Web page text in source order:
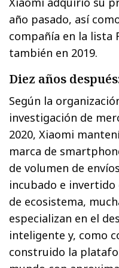
año pasado, así
compañía en la lista
también en 2019.
Diez años
Según la
investigación de
2020, Xiaomi
marca de
de volumen de
incubado e invertido
de ecosistema,
especializan en el
inteligente y, como
construido la